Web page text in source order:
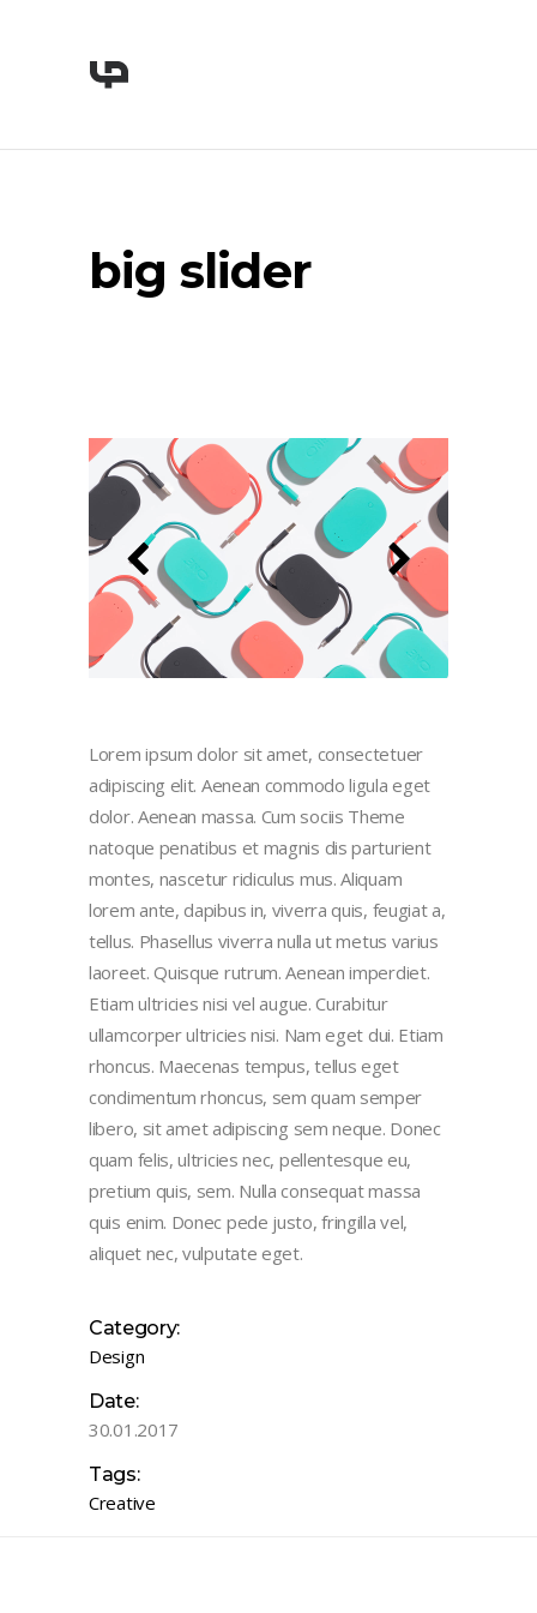
big slider
Lorem ipsum dolor sit amet, consectetuer
adipiscing elit. Aenean commodo ligula eget
dolor. Aenean massa. Cum sociis Theme
natoque penatibus et magnis dis parturient
montes, nascetur ridiculus mus. Aliquam
lorem ante, dapibus in, viverra quis, feugiat a,
tellus. Phasellus viverra nulla ut metus varius
laoreet. Quisque rutrum. Aenean imperdiet.
Etiam ultricies nisi vel augue. Curabitur
ullamcorper ultricies nisi. Nam eget dui. Etiam
rhoncus. Maecenas tempus, tellus eget
condimentum rhoncus, sem quam semper
libero, sit amet adipiscing sem neque. Donec
quam felis, ultricies nec, pellentesque eu,
pretium quis, sem. Nulla consequat massa
quis enim. Donec pede justo, fringilla vel,
aliquet nec, vulputate eget.
Category:
Design
Date:
30.01.2017
Tags:
Creative